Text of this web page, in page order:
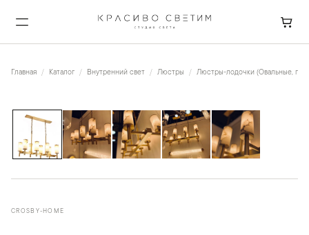
Главная Каталог Внутренний свет Люстры Люстры-лодочки (Овальные,
CROSBY-HOME